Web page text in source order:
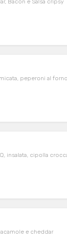
Bacon e Salsa cripsy
peperoni al
insalata, cipolla
e cheddar